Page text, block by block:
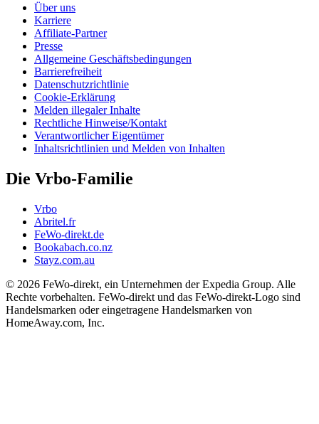
Über uns
Karriere
Affiliate-Partner
Presse
Allgemeine Geschäftsbedingungen
Barrierefreiheit
Datenschutzrichtlinie
Cookie-Erklärung
Melden illegaler Inhalte
Rechtliche Hinweise/Kontakt
Verantwortlicher Eigentümer
Inhaltsrichtlinien und Melden von Inhalten
Die Vrbo-Familie
Vrbo
Abritel.fr
FeWo-direkt.de
Bookabach.co.nz
Stayz.com.au
© 2026 FeWo-direkt, ein Unternehmen der Expedia Group. Alle
Rechte vorbehalten. FeWo-direkt und das FeWo-direkt-Logo sind
Handelsmarken oder eingetragene Handelsmarken von
HomeAway.com, Inc.